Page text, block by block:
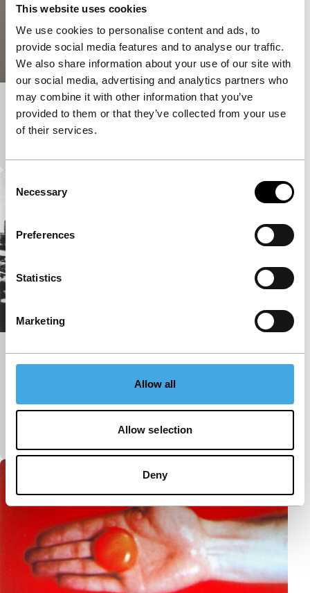
This website uses cookies
We use cookies to personalise content and ads, to
provide social media features and to analyse our traffic.
We also share information about your use of our site with
our social media, advertising and analytics partners who
may combine it with other information that you’ve
provided to them or that they’ve collected from your use
of their services.
Selection
Necessary
Preferences
Statistics
Marketing
Allow all
Allow selection
Deny
X, Y, Z (Three Ways of Life)
main programme short
Gone Tomorrow: The Hidden Life of
Amerika’s wegwerpverslaving.